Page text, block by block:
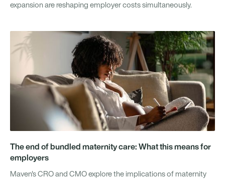
expansion are reshaping employer costs simultaneously.
The end of bundled maternity care: What this means for
employers
Maven's CRO and CMO explore the implications of maternity